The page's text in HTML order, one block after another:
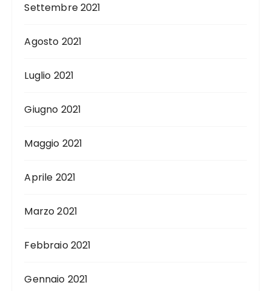
Settembre 2021
Agosto 2021
Luglio 2021
Giugno 2021
Maggio 2021
Aprile 2021
Marzo 2021
Febbraio 2021
Gennaio 2021